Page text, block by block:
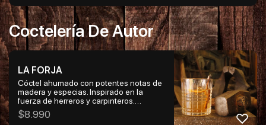
Coctelería De Autor
LA FORJA
Cóctel ahumado con potentes notas de
madera y especias. Inspirado en la
fuerza de herreros y carpinteros.
Ingredientes: Bourbon, miel especiada,
bitter aromático, naranja.
$8.990